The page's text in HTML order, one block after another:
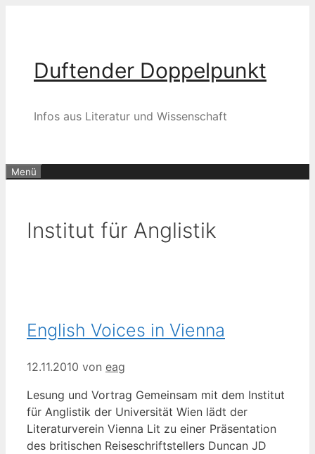
Duftender Doppelpunkt
Infos aus Literatur und Wissenschaft
Menü
Institut für Anglistik
English Voices in Vienna
12.11.2010 von eag
Lesung und Vortrag Gemeinsam mit dem Institut
für Anglistik der Universität Wien lädt der
Literaturverein Vienna Lit zu einer Präsentation
des britischen Reiseschriftstellers Duncan JD